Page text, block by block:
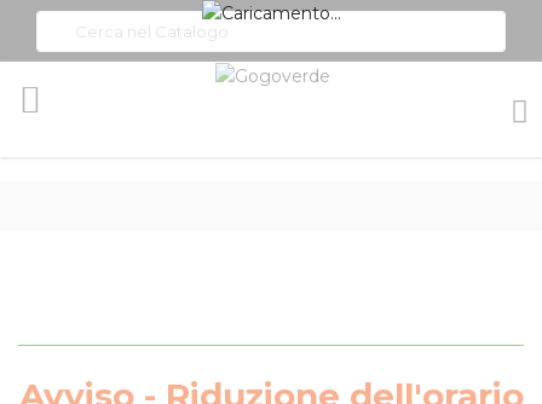
Avviso - Riduzione dell'orario